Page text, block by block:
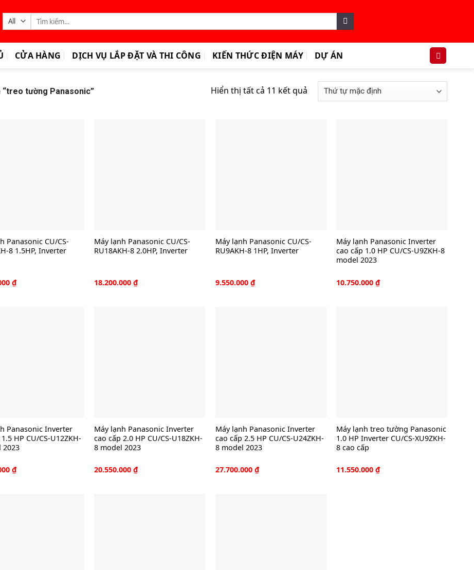
Tìm
kiếm:
CỬA HÀNG DỊCH VỤ LẮP ĐẶT VÀ THI CÔNG KIẾN THỨC ĐIỆN MÁY DỰ ÁN
“treo tường Panasonic” Hiển thị tất cả 11 kết quả
Panasonic CU/CS-
8 1.5HP, Inverter
₫
Máy lạnh Panasonic CU/CS-
RU18AKH-8 2.0HP, Inverter
18.200.000 ₫
Máy lạnh Panasonic CU/CS-
RU9AKH-8 1HP, Inverter
9.550.000 ₫
Máy lạnh Panasonic Inverter
cao cấp 1.0 HP CU/CS-U9ZKH-8
model 2023
10.750.000₫
Panasonic Inverter
HP CU/CS-U12ZKH-
2023
₫
Máy lạnh Panasonic Inverter
cao cấp 2.0 HP CU/CS-U18ZKH-
8 model 2023
20.550.000 ₫
Máy lạnh Panasonic Inverter
cao cấp 2.5 HP CU/CS-U24ZKH-
8 model 2023
27.700.000 ₫
Máy lạnh treo tường Panasonic
1.0 HP Inverter CU/CS-XU9ZKH-
8 cao cấp
11.550.000₫